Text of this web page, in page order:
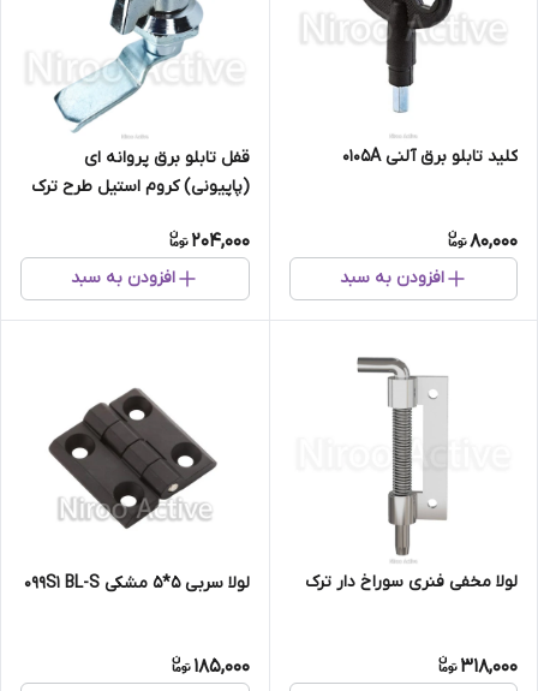
کلید تابلو برق آلنی ۰۱۰۵A
80,000
افزودن به سبد
قفل تابلو برق پروانه ای
(پاپیونی) کروم استیل طرح ترک
204,000
افزودن به سبد
لولا مخفی فنری سوراخ دار ترک
318,000
لولا سربی ۵*۵ مشکی ۰۹۹S۱ BL-S
185,000